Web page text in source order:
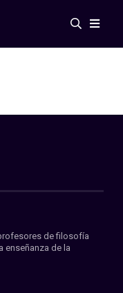
de filosofía
enseñanza de la